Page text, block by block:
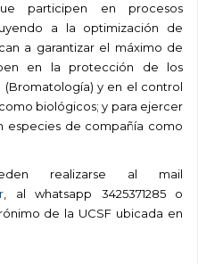
participen en procesos
a la optimización de
a garantizar el máximo de
en la protección de los
y en el control
biológicos; y para ejercer
especies de compañía como
realizarse al mail
, al whatsapp 3425371285 o
de la UCSF ubicada en